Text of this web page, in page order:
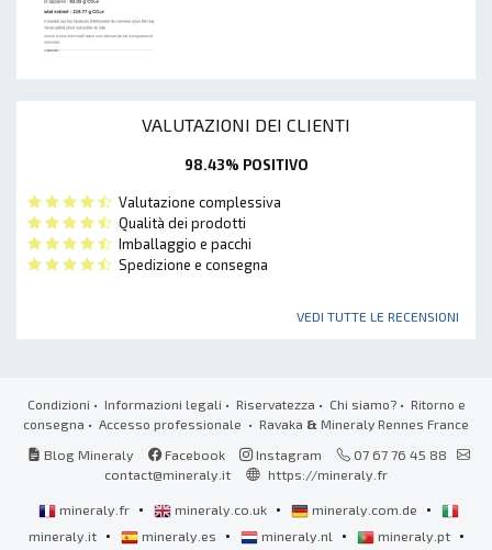
VALUTAZIONI DEI CLIENTI
98.43% POSITIVO
Valutazione complessiva
Qualità dei prodotti
Imballaggio e pacchi
Spedizione e consegna
VEDI TUTTE LE RECENSIONI
Condizioni • Informazioni legali • Riservatezza • Chi siamo?• Ritorno e
consegna • Accesso professionale • Ravaka & Mineraly Rennes France
Blog Mineraly
Facebook Instagram
07 67 76 45 88
contact@mineraly.it
https://mineraly.fr
mineraly.fr • mineraly.co.uk • mineraly.com.de •
mineraly.it • mineraly.es • mineraly.nl • mineraly.pt •